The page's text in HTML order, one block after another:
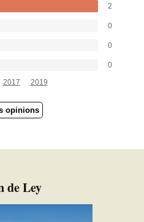
2
0
0
0
2017 2019
opinions
de Ley